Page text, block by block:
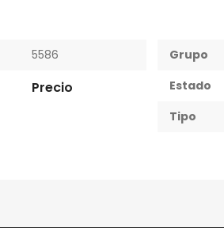
5586
Precio
Grupo
Estado
Tipo